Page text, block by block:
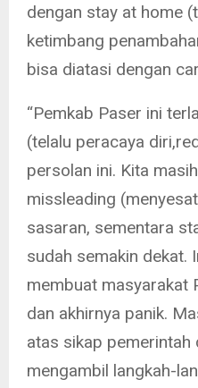
dengan stay at home
ketimbang
bisa diatasi dengan
“Pemkab Paser ini
(telalu peracaya
persolan ini. Kita
missleading
sasaran, sementara
sudah semakin dekat.
membuat masyarakat
dan akhirnya panik.
atas sikap pemerintah
mengambil langkah-